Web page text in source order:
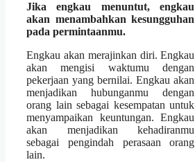
Jika engkau menuntut, engkau
akan menambahkan kesungguhan
pada permintaanmu.
Engkau akan merajinkan diri. Engkau
akan mengisi waktumu dengan
pekerjaan yang bernilai. Engkau akan
menjadikan hubunganmu dengan
orang lain sebagai kesempatan untuk
menyampaikan keuntungan. Engkau
akan menjadikan kehadiranmu
sebagai pengindah perasaan orang
lain.